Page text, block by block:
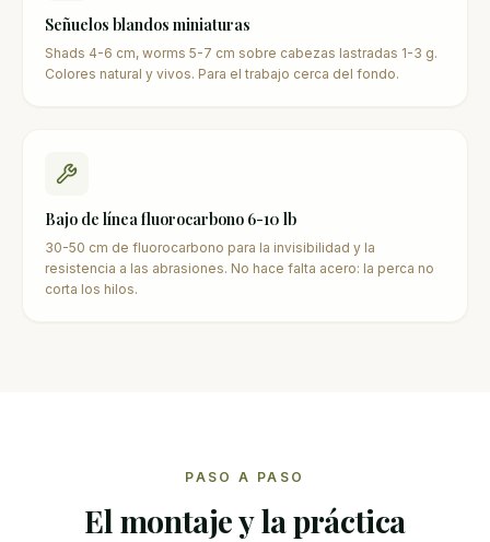
Señuelos blandos miniaturas
Shads 4-6 cm, worms 5-7 cm sobre cabezas lastradas 1-3 g.
Colores natural y vivos. Para el trabajo cerca del fondo.
Bajo de línea fluorocarbono 6-10 lb
30-50 cm de fluorocarbono para la invisibilidad y la
resistencia a las abrasiones. No hace falta acero: la perca no
corta los hilos.
PASO A PASO
El montaje y la práctica